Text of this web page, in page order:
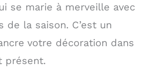
se marie à merveille avec
de la saison. C’est un
votre décoration dans
présent.